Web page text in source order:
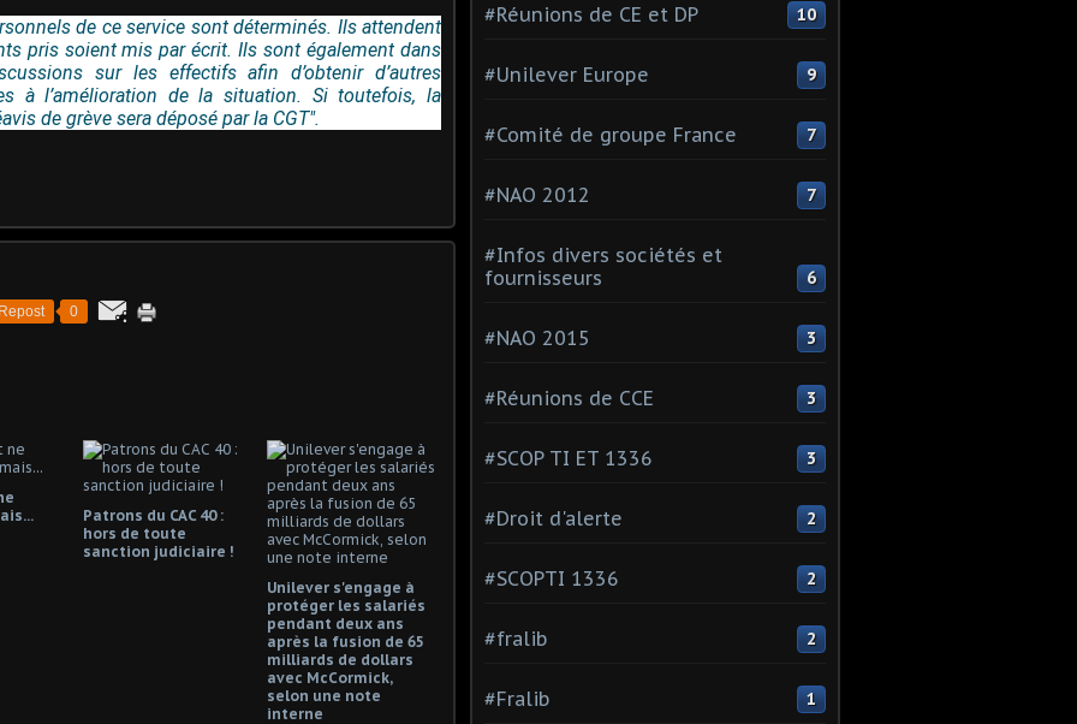
de ce service sont déterminés. Ils attendent
pris soient mis par écrit. Ils sont également dans
sur les effectifs afin d’obtenir d’autres
à l’amélioration de la situation. Si toutefois, la
de grève sera déposé par la CGT".
Repost 0
Patrons du CAC 40 :
hors de toute
sanction judiciaire !
Unilever s'engage à
protéger les salariés
pendant deux ans
après la fusion de 65
milliards de dollars
avec McCormick,
selon une note
interne
#Réunions de CE et DP 10
#Unilever Europe 9
#Comité de groupe France 7
#NAO 2012 7
#Infos divers sociétés et
fournisseurs
6
#NAO 2015 3
#Réunions de CCE 3
#SCOP TI ET 1336 3
#Droit d'alerte 2
#SCOPTI 1336 2
#fralib 2
#Fralib 1